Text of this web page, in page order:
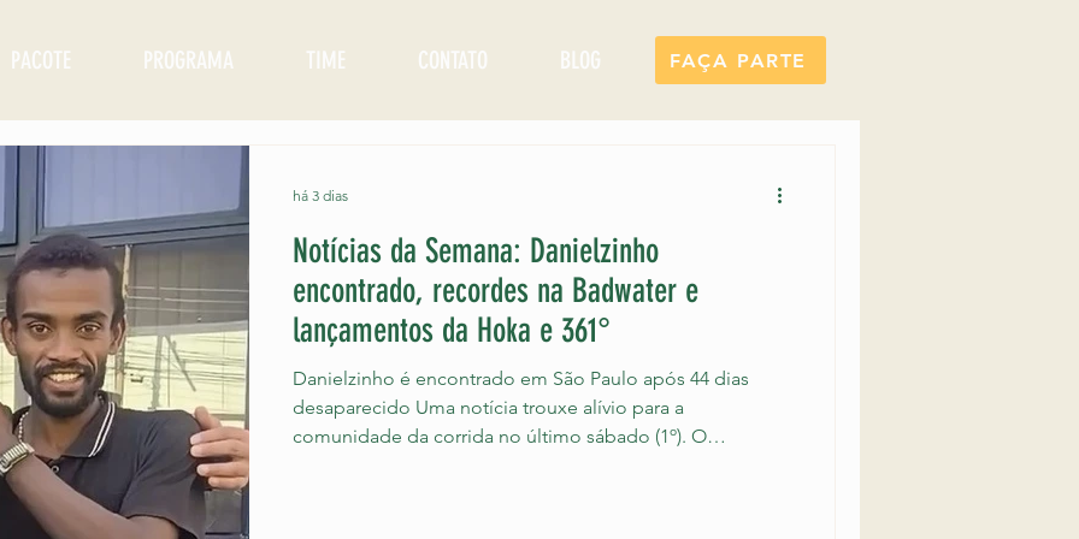
PACOTE PROGRAMA TIME CONTATO BLOG FAÇA PARTE
Notícias da Semana: Danielzinho
encontrado, recordes na Badwater e
lançamentos da Hoka e 361°
Danielzinho é encontrado em São Paulo após 44 dias
desaparecido Uma notícia trouxe alívio para a
comunidade da corrida no último sábado (1º). O
há 3 dias